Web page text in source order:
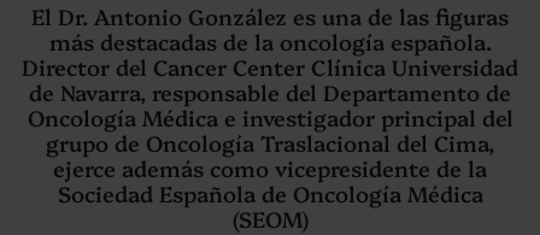
El Dr. Antonio González es una de las figuras
más destacadas de la oncología española.
Director del Cancer Center Clínica Universidad
de Navarra, responsable del Departamento de
Oncología Médica e investigador principal del
grupo de Oncología Traslacional del Cima,
ejerce además como vicepresidente de la
Sociedad Española de Oncología Médica
(SEOM)